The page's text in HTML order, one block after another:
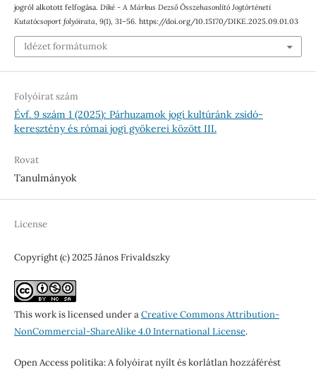
jogról alkotott felfogása. Díké - A Márkus Dezső Összehasonlító Jogtörténeti
Kutatócsoport folyóirata, 9(1), 31–56. https://doi.org/10.15170/DIKE.2025.09.01.03
Idézet formátumok
Folyóirat szám
Évf. 9 szám 1 (2025): Párhuzamok jogi kultúránk zsidó-
keresztény és római jogi gyökerei között III.
Rovat
Tanulmányok
License
Copyright (c) 2025 János Frivaldszky
This work is licensed under aCreative Commons Attribution-
NonCommercial-ShareAlike 4.0 International License.
Open Access politika: A folyóirat nyílt és korlátlan hozzáférést